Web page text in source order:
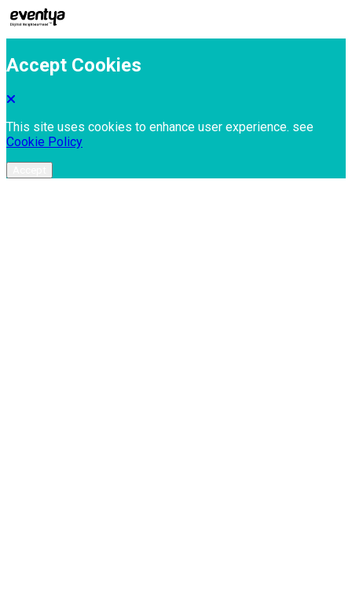
Accept Cookies
This site uses cookies to enhance user experience. see
Cookie Policy